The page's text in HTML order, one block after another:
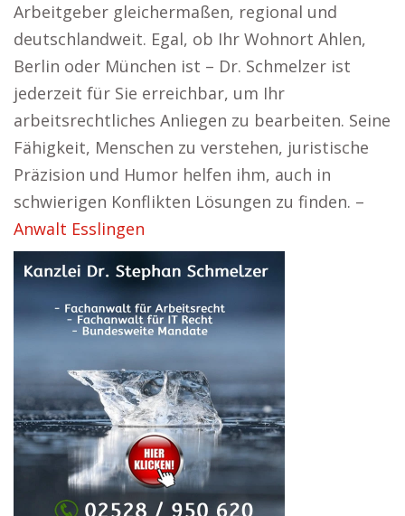
Arbeitgeber gleichermaßen, regional und
deutschlandweit. Egal, ob Ihr Wohnort Ahlen,
Berlin oder München ist – Dr. Schmelzer ist
jederzeit für Sie erreichbar, um Ihr
arbeitsrechtliches Anliegen zu bearbeiten. Seine
Fähigkeit, Menschen zu verstehen, juristische
Präzision und Humor helfen ihm, auch in
schwierigen Konflikten Lösungen zu finden. –
Anwalt Esslingen